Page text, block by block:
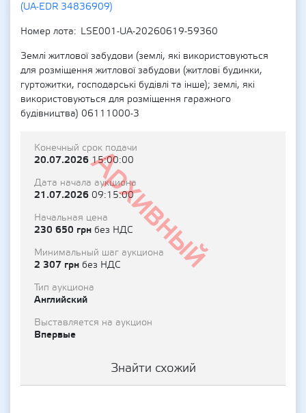
(UA-EDR 34836909)
Номер лота
LSE001-UA-20260619-59360
Землі житлової забудови (землі, які використовуються
для розміщення житлової забудови (житлові будинки,
гуртожитки, господарські будівлі та інше); землі, які
використовуються для розміщення гаражного
будівництва) 06111000-3
Архивный
Конечный срок подачи
20.07.202615:00:00
Дата начала аукциона
21.07.2026 09:15:00
Начальная цена
230 650 грн без НДС
Минимальный шаг аукциона
2 307 грн без НДС
Тип аукциона
Английский
Выставляется на аукцион
Впервые
Знайти схожий